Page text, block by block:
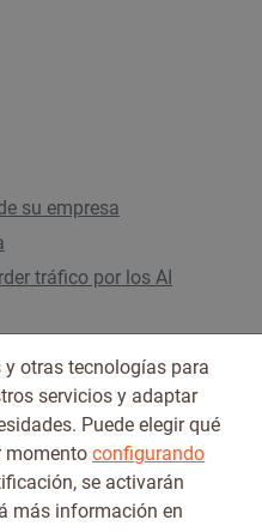
su empresa
tráfico por los AI
otras tecnologías para
servicios y adaptar
Puede elegir qué
momento configurando
se activarán
más información en